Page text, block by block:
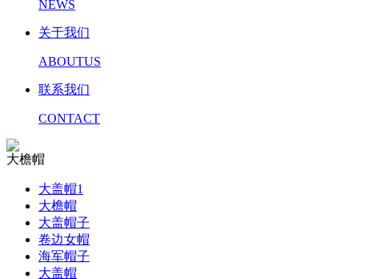
NEWS
关于我们
ABOUTUS
联系我们
CONTACT
大檐帽
大盖帽1
大檐帽
大盖帽子
卷边女帽
海军帽子
大盖帽